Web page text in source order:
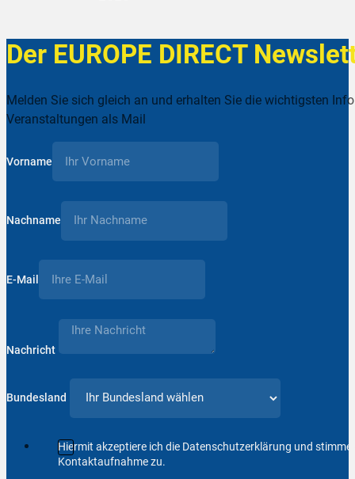
Der EUROPE DIRECT
Melden Sie sich gleich an und erhalten Sie die wichtigsten
Veranstaltungen als Mail
Vorname
Nachname
E-Mail
Nachricht
Bundesland
Hiermit akzeptiere ich die Datenschutzerklärung und
Kontaktaufnahme zu.